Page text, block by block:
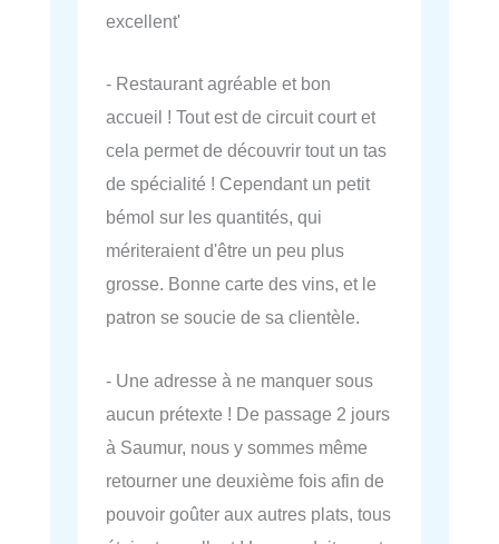
excellent'
- Restaurant agréable et bon
accueil ! Tout est de circuit court et
cela permet de découvrir tout un tas
de spécialité ! Cependant un petit
bémol sur les quantités, qui
mériteraient d'être un peu plus
grosse. Bonne carte des vins, et le
patron se soucie de sa clientèle.
- Une adresse à ne manquer sous
aucun prétexte ! De passage 2 jours
à Saumur, nous y sommes même
retourner une deuxième fois afin de
pouvoir goûter aux autres plats, tous